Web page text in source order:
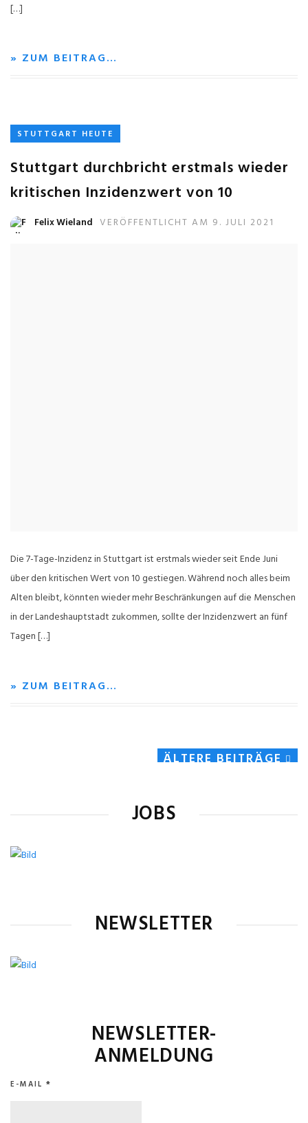
[…]
» ZUM BEITRAG…
STUTTGART HEUTE
Stuttgart durchbricht erstmals wieder
kritischen Inzidenzwert von 10
Felix Wieland VERÖFFENTLICHT AM 9. JULI 2021
Die 7-Tage-Inzidenz in Stuttgart ist erstmals wieder seit Ende Juni
über den kritischen Wert von 10 gestiegen. Während noch alles beim
Alten bleibt, könnten wieder mehr Beschränkungen auf die Menschen
in der Landeshauptstadt zukommen, sollte der Inzidenzwert an fünf
Tagen […]
» ZUM BEITRAG…
ÄLTERE BEITRÄGE
JOBS
NEWSLETTER
NEWSLETTER-
ANMELDUNG
E-MAIL *